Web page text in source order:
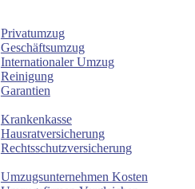
Privatumzug
Geschäftsumzug
Internationaler Umzug
Reinigung
Garantien
Krankenkasse
Hausratversicherung
Rechtsschutzversicherung
Umzugsunternehmen Kosten